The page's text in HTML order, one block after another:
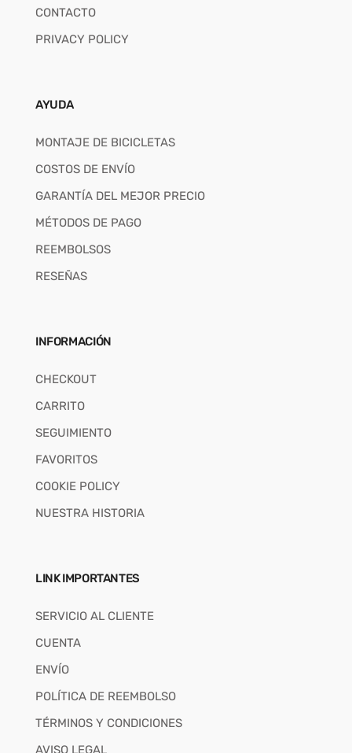
CONTACTO
PRIVACY POLICY
AYUDA
MONTAJE DE BICICLETAS
COSTOS DE ENVÍO
GARANTÍA DEL MEJOR PRECIO
MÉTODOS DE PAGO
REEMBOLSOS
RESEÑAS
INFORMACIÓN
CHECKOUT
CARRITO
SEGUIMIENTO
FAVORITOS
COOKIE POLICY
NUESTRA HISTORIA
LINK IMPORTANTES
SERVICIO AL CLIENTE
CUENTA
ENVÍO
POLÍTICA DE REEMBOLSO
TÉRMINOS Y CONDICIONES